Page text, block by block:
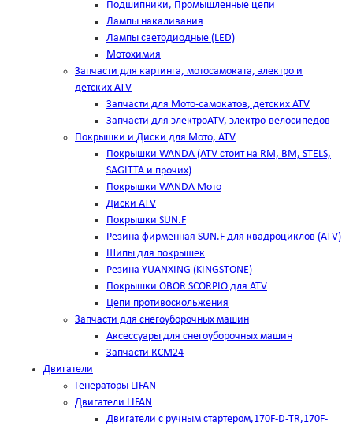
Подшипники, Промышленные цепи
Лампы накаливания
Лампы светодиодные (LED)
Мотохимия
Запчасти для картинга, мотосамоката, электро и
детских ATV
Запчасти для Мото-самокатов, детских ATV
Запчасти для электроATV, электро-велосипедов
Покрышки и Диски для Мото, ATV
Покрышки WANDA (АТV стоит на RM, BM, STELS,
SAGITTA и прочих)
Покрышки WANDA Мото
Диски ATV
Покрышки SUN.F
Резина фирменная SUN.F для квадроциклов (АТV)
Шипы для покрышек
Резина YUANXING (KINGSTONE)
Покрышки OBOR SCORPIO для ATV
Цепи противоскольжения
Запчасти для снегоуборочных машин
Аксессуары для снегоуборочных машин
Запчасти КСМ24
Двигатели
Генераторы LIFAN
Двигатели LIFAN
Двигатели с ручным стартером,170F-D-TR,170F-